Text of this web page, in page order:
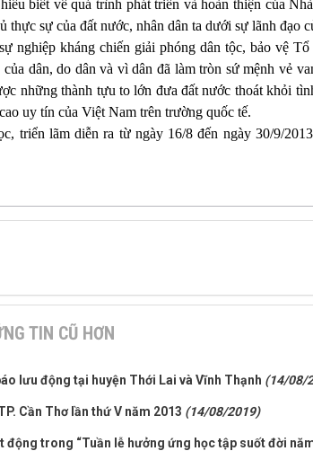
biết về quá trình phát triển và hoàn thiện của
sự của đất nước, nhân dân ta dưới sự lãnh đạo
nghiệp kháng chiến giải phóng dân tộc, bảo vệ
dân, do dân và vì dân đã làm tròn sứ mệnh vẻ
những thành tựu to lớn đưa đất nước thoát khỏi
uy tín của Việt Nam trên trường quốc tế.
triển lãm diễn ra từ ngày 16/8 đến ngày 30/9/
TIN CŨ HƠN
lưu động tại huyện Thới Lai và Vĩnh Thạnh (14/08/
Cần Thơ lần thứ V năm 2013 (14/08/2019)
trong “Tuần lễ hưởng ứng học tập suốt đời